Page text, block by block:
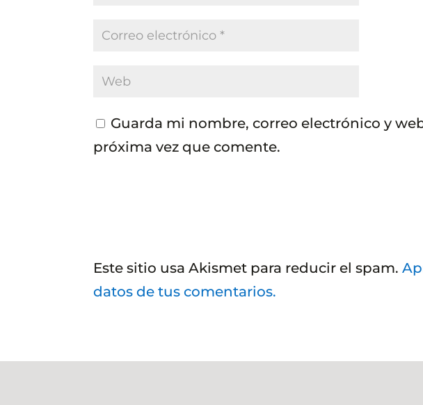
Guarda mi nombre, correo electrónico y
próxima vez que comente.
Este sitio usa Akismet para reducir el spam.
datos de tus comentarios.